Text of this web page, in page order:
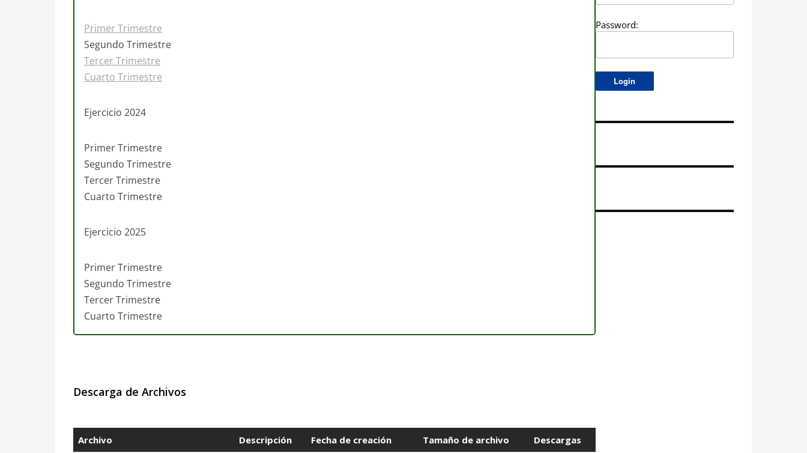
Primer Trimestre
Segundo Trimestre
Tercer Trimestre
Cuarto Trimestre
Ejercicio 2024
Primer Trimestre
Segundo Trimestre
Tercer Trimestre
Cuarto Trimestre
Ejercicio 2025
Primer Trimestre
Segundo Trimestre
Tercer Trimestre
Cuarto Trimestre
Descarga de Archivos
Archivo Descripción Fecha de creación Tamaño de archivo Descargas
Password: